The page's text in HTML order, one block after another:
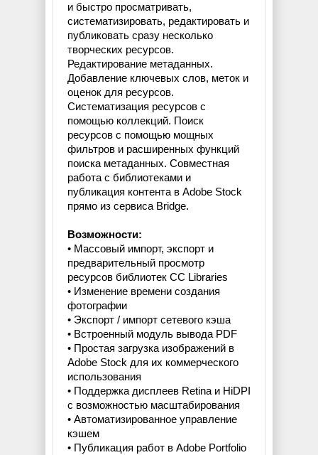
и быстро просматривать,
систематизировать, редактировать и
публиковать сразу несколько
творческих ресурсов.
Редактирование метаданных.
Добавление ключевых слов, меток и
оценок для ресурсов.
Систематизация ресурсов с
помощью коллекций. Поиск
ресурсов с помощью мощных
фильтров и расширенных функций
поиска метаданных. Совместная
работа с библиотеками и
публикация контента в Adobe Stock
прямо из сервиса Bridge.
Возможности:
• Массовый импорт, экспорт и
предварительный просмотр
ресурсов библиотек CC Libraries
• Изменение времени создания
фотографии
• Экспорт / импорт сетевого кэша
• Встроенный модуль вывода PDF
• Простая загрузка изображений в
Adobe Stock для их коммерческого
использования
• Поддержка дисплеев Retina и HiDPI
с возможностью масштабирования
• Автоматизированное управление
кэшем
• Публикация работ в Adobe Portfolio